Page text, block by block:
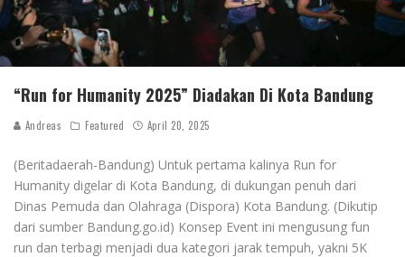
“Run for Humanity 2025” Diadakan Di Kota Bandung
Andreas Featured April 20, 2025
(Beritadaerah-Bandung) Untuk pertama kalinya Run for
Humanity digelar di Kota Bandung, di dukungan penuh dari
Dinas Pemuda dan Olahraga (Dispora) Kota Bandung. (Dikutip
dari sumber Bandung.go.id) Konsep Event ini mengusung fun
run dan terbagi menjadi dua kategori jarak tempuh, yakni 5K